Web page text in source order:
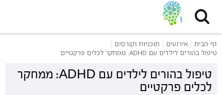
דף הבית אירועים
תוכניות וקורסים
טיפול בהורים לילדים עם ADHD: ממחקר לכלים פרקטיים
טיפול בהורים לילדים עם ADHD: ממחקר
לכלים פרקטיים